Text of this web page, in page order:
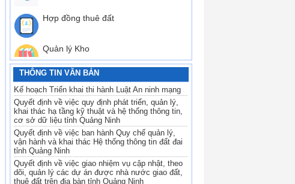
Hợp đồng thuê đất
Quản lý Kho
THÔNG TIN VĂN BẢN
Kế hoạch Triển khai thi hành Luật An ninh mạng
Quyết định về việc quy định phát triển, quản lý,
khai thác hạ tầng kỹ thuật và hệ thống thông tin,
cơ sở dữ liệu tỉnh Quảng Ninh
Quyết định về việc ban hành Quy chế quản lý,
vận hành và khai thác Hệ thống thông tin đất đai
tỉnh Quảng Ninh
Quyết định về việc giao nhiệm vụ cập nhật, theo
dõi, quản lý các dự án được nhà nước giao đất,
thuê đất trên địa bàn tỉnh Quảng Ninh